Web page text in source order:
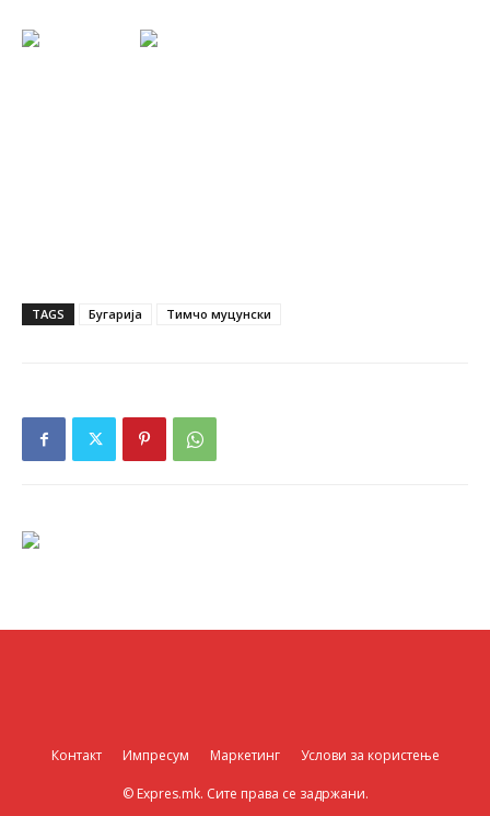
TAGS Бугарија Тимчо муцунски
Контакт Импресум Маркетинг Услови за користење
© Expres.mk. Сите права се задржани.